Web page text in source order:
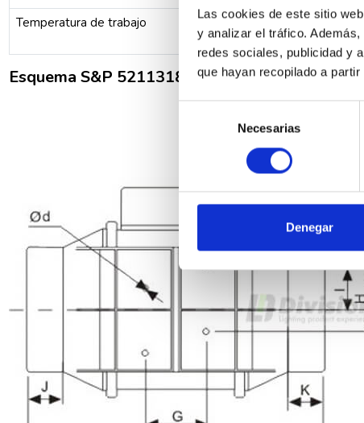
Las cookies de este sitio
y analizar el tráfico.
redes sociales, publicidad y
que hayan recopilado a
consentimiento
Necesarias
Denegar
Temperatura de trabajo
Esquema S&P 5211318000 Extractor en línea